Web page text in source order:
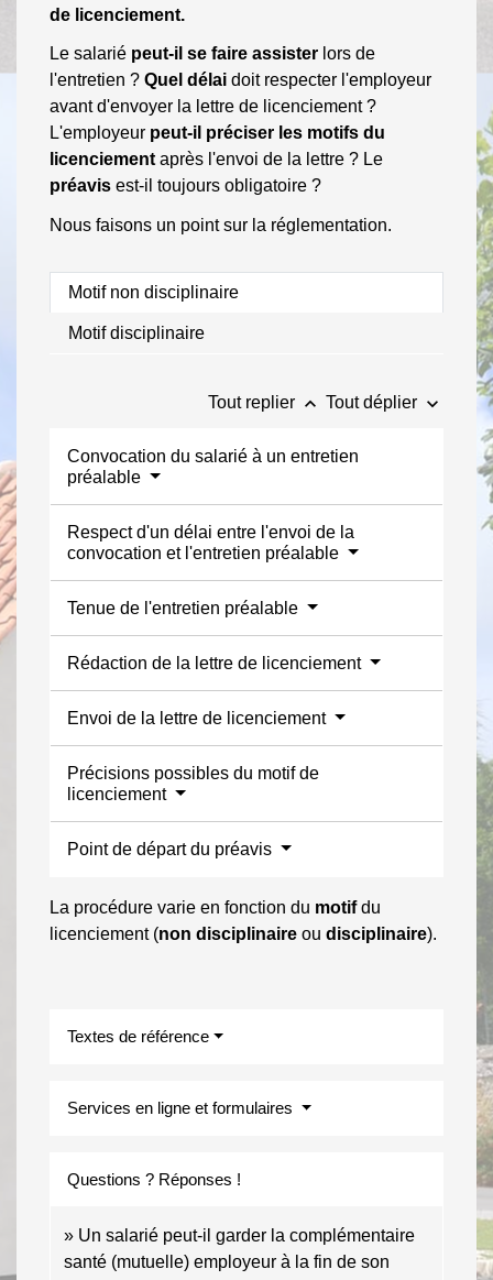
de licenciement.
Le salarié peut-il se faire assister lors de
l'entretien ? Quel délai doit respecter l'employeur
avant d'envoyer la lettre de licenciement ?
L'employeur peut-il préciser les motifs du
licenciement après l'envoi de la lettre ? Le
préavis est-il toujours obligatoire ?
Nous faisons un point sur la réglementation.
Motif non disciplinaire
Motif disciplinaire
Tout replier keyboard_arrow_up Tout déplier keyboard_arrow_down
Convocation du salarié à un entretien
préalable
Respect d'un délai entre l'envoi de la
convocation et l'entretien préalable
Tenue de l'entretien préalable
Rédaction de la lettre de licenciement
Envoi de la lettre de licenciement
Précisions possibles du motif de
licenciement
Point de départ du préavis
La procédure varie en fonction du motifdu
licenciement (non disciplinaire ou disciplinaire).
Textes de référence
Services en ligne et formulaires
Questions ? Réponses !
Un salarié peut-il garder la complémentaire
santé (mutuelle) employeur à la fin de son